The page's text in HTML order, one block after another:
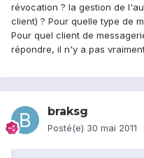
révocation ? la gestion de
client) ? Pour quelle type de
Pour quel client de
répondre, il n'y a pas
braksg
Posté(e) 30 mai 2011